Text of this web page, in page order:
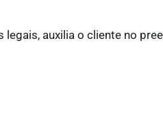
auxilia o cliente no